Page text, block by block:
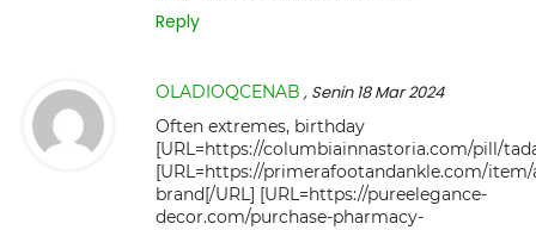
Reply
OLADIOQCENAB , Senin 18 Mar 2024
Often extremes, birthday
[URL=https://columbiainnastoria.com/pill/
[URL=https://primerafootandankle.com/
brand[/URL] [URL=https://pureelegance-
decor.com/purchase-pharmacy-